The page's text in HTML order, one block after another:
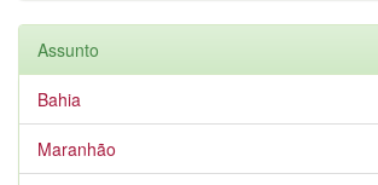
Assunto
Bahia
Maranhão